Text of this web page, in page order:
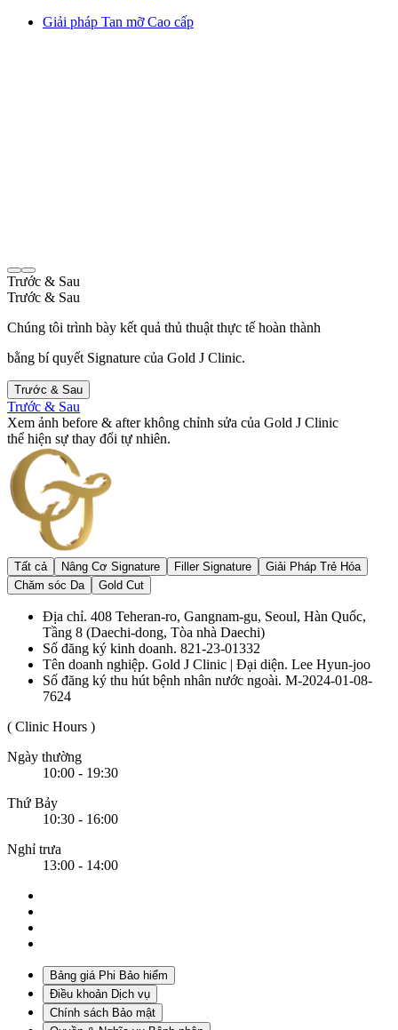
Giải pháp Tan mỡ Cao cấp
Trước & Sau
Trước & Sau
Chúng tôi trình bày kết quả thủ thuật thực tế hoàn thành
bằng bí quyết Signature của Gold J Clinic.
Trước & Sau
Trước & Sau
Xem ảnh before & after không chỉnh sửa của Gold J Clinic
thể hiện sự thay đổi tự nhiên.
Tất cả Nâng Cơ Signature Filler Signature
Giải Pháp Trẻ Hóa
Chăm sóc Da
Gold Cut
Địa chỉ. 408 Teheran-ro, Gangnam-gu, Seoul, Hàn Quốc,
Tầng 8 (Daechi-dong, Tòa nhà Daechi)
Số đăng ký kinh doanh. 821-23-01332
Tên doanh nghiệp. Gold J Clinic | Đại diện. Lee Hyun-joo
Số đăng ký thu hút bệnh nhân nước ngoài. M-2024-01-08-
7624
( Clinic Hours )
Ngày thường
10:00 - 19:30
Thứ Bảy
10:30 - 16:00
Nghỉ trưa
13:00 - 14:00
Bảng giá Phi Bảo hiểm
Điều khoản Dịch vụ
Chính sách Bảo mật